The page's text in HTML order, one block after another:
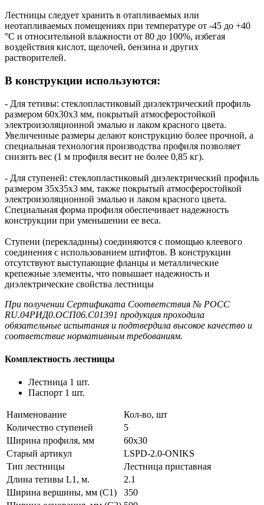
Лестницы следует хранить в отапливаемых или
неотапливаемых помещениях при температуре от -45 до +40
°C и относительной влажности от 80 до 100%, избегая
воздействия кислот, щелочей, бензина и других
растворителей.
В конструкции используются:
- Для тетивы: стеклопластиковый диэлектрический профиль
размером 60х30х3 мм, покрытый атмосферостойкой
электроизоляционной эмалью и лаком красного цвета.
Увеличенные размеры делают конструкцию более прочной, а
специальная технология производства профиля позволяет
снизить вес (1 м профиля весит не более 0,85 кг).
- Для ступеней: стеклопластиковый диэлектрический профиль
размером 35х35х3 мм, также покрытый атмосферостойкой
электроизоляционной эмалью и лаком красного цвета.
Специальная форма профиля обеспечивает надежность
конструкции при уменьшении ее веса.
Ступени (перекладины) соединяются с помощью клеевого
соединения с использованием штифтов. В конструкции
отсутствуют выступающие фланцы и металлические
крепежные элементы, что повышает надежность и
диэлектрические свойства лестницы
При получении Сертификата Соответствия № РОСС
RU.04РИД0.ОСП06.С01391 продукция проходила
обязательные испытания и подтвердила высокое качество и
соответствие нормативным требованиям.
Комплектность лестницы
Лестница 1 шт.
Паспорт 1 шт.
Наименование
Кол-во, шт
Количество ступеней
5
Ширина профиля, мм
60х30
Старый артикул
LSPD-2.0-ONIKS
Тип лестницы
Лестница приставная
Длина тетивы L1, м.
2.1
Ширина вершины, мм (С1)
350